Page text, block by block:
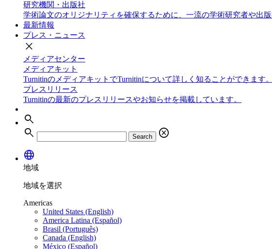
研究機関・出版社
学術論文のオリジナリティを確保するために、一流の学術研究者や出
最新情報
プレス・ニュース
close
メディアセンター
メディアキット
TurnitinのメディアキットでTurnitinについて詳しく知ることができます。
プレスリリース
Turnitinの最新のプレスリリースやお知らせを掲載しています。
search
search
Search
cancel
language
地域
地域を選択
Americas
United States (English)
America Latina (Español)
Brasil (Português)
Canada (English)
México (Español)